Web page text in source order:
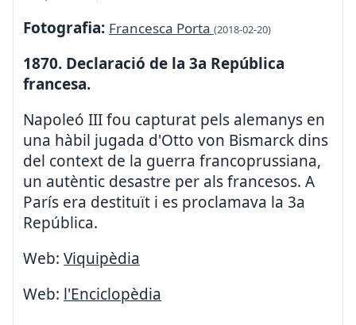
Fotografia: Francesca Porta (2018-02-20)
1870. Declaració de la 3a República
francesa.
Napoleó III fou capturat pels alemanys en
una hàbil jugada d'Otto von Bismarck dins
del context de la guerra francoprussiana,
un autèntic desastre per als francesos. A
París era destituït i es proclamava la 3a
República.
Web: Viquipèdia
Web: l'Enciclopèdia